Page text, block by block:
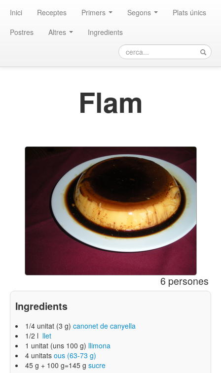
Inici Receptes Primers Segons
Plats únics
Postres
Altres Ingredients
Flam
6 persones
Ingredients
1/4 unitat (3 g) canonet de canyella
1/2 l llet
1 unitat (uns 100 g) llimona
4 unitats ous (63-73 g)
45 g + 100 g=145 g sucre